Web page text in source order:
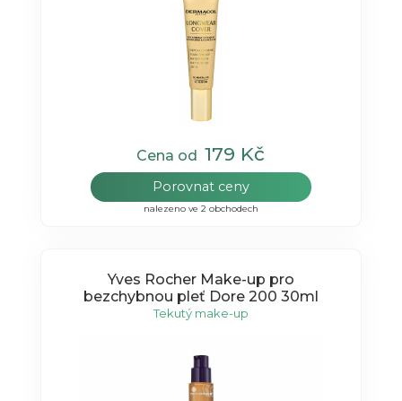
Cena od179 Kč
Porovnat ceny
nalezeno ve 2 obchodech
Yves Rocher Make-up pro
bezchybnou pleť Dore 200 30ml
Tekutý make-up